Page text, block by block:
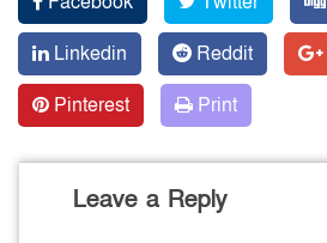
Linkedin
Reddit
Pinterest
Print
Leave a Reply